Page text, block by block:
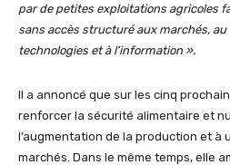
par de petites exploitations agricoles
sans accès structuré aux marchés,
technologies et à l’information ».
Il a annoncé que sur les cinq
renforcer la sécurité alimentaire et
l’augmentation de la production et à
marchés. Dans le même temps, elle